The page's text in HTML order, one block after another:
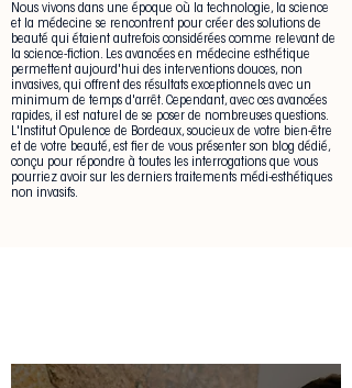
Nous vivons dans une époque où la technologie, la science
et la médecine se rencontrent pour créer des solutions de
beauté qui étaient autrefois considérées comme relevant de
la science-fiction. Les avancées en médecine esthétique
permettent aujourd'hui des interventions douces, non
invasives, qui offrent des résultats exceptionnels avec un
minimum de temps d'arrêt. Cependant, avec ces avancées
rapides, il est naturel de se poser de nombreuses questions.
L'Institut Opulence de Bordeaux, soucieux de votre bien-être
et de votre beauté, est fier de vous présenter son blog dédié,
conçu pour répondre à toutes les interrogations que vous
pourriez avoir sur les derniers traitements médi-esthétiques
non invasifs.